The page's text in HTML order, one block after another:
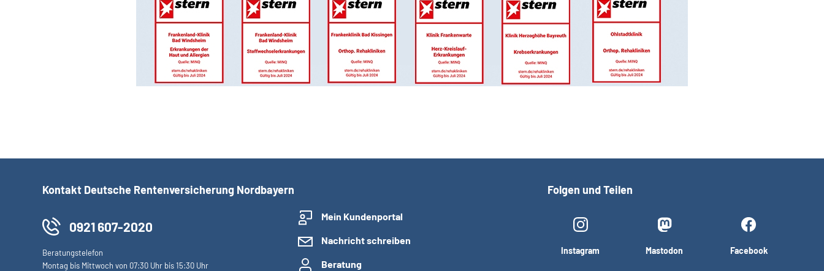
Kontakt Deutsche Rentenversicherung Nordbayern
0921 607-2020
Beratungstelefon
Montag bis Mittwoch von 07:30 Uhr bis 15:30 Uhr
Mein Kundenportal
Nachricht schreiben
Beratung
Folgen und Teilen
Instagram Mastodon Facebook